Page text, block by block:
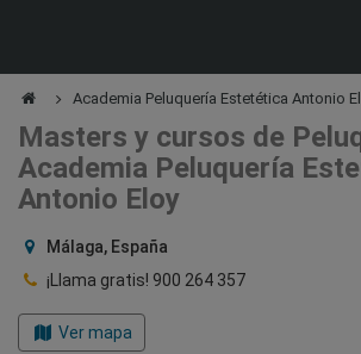
Academia Peluquería Estetética Antonio
Masters y cursos de
Academia Peluquería
Antonio Eloy
Málaga, España
¡Llama gratis! 900 264 357
Ver mapa